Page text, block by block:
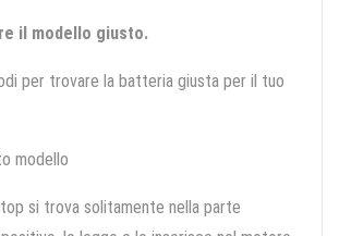
il modello giusto.
per trovare la batteria giusta per il tuo
modello
si trova solitamente nella parte